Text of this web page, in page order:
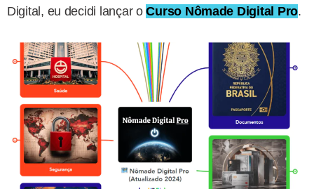
Digital, eu decidi lançar oCurso Nômade Digital Pro.